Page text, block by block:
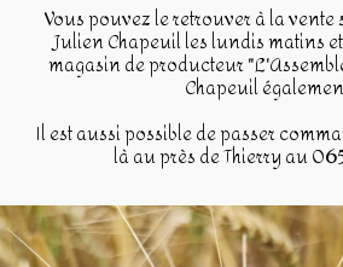
Vous pouvez le retrouver à la vente
Julien Chapeuil les lundis matins
magasin de producteur
Chapeuil
Il est aussi possible de passer
là au près de Thierry au